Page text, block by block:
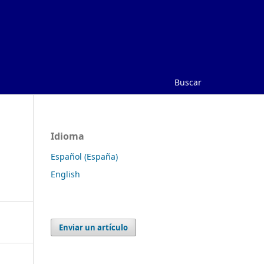
Buscar
Idioma
Español (España)
English
Enviar un artículo